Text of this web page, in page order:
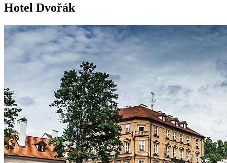
Hotel Dvořák